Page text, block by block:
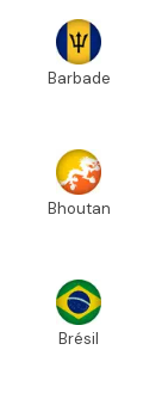
Barbade
Bhoutan
Brésil